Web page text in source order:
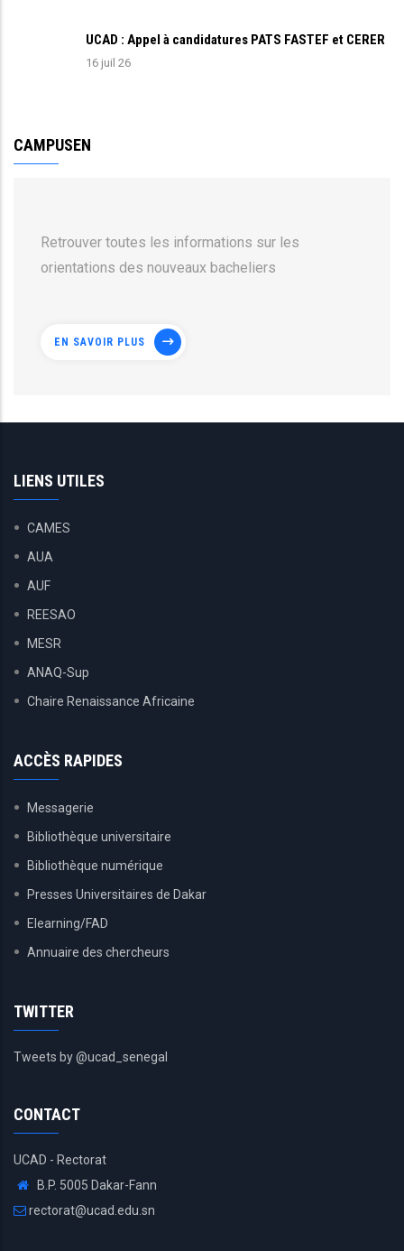
UCAD : Appel à candidatures PATS FASTEF et CERER
16 juil 26
CAMPUSEN
Retrouver toutes les informations sur les
orientations des nouveaux bacheliers
EN SAVOIR PLUS
LIENS UTILES
CAMES
AUA
AUF
REESAO
MESR
ANAQ-Sup
Chaire Renaissance Africaine
ACCÈS RAPIDES
Messagerie
Bibliothèque universitaire
Bibliothèque numérique
Presses Universitaires de Dakar
Elearning/FAD
Annuaire des chercheurs
TWITTER
Tweets by @ucad_senegal
CONTACT
UCAD - Rectorat
B.P. 5005 Dakar-Fann
rectorat@ucad.edu.sn